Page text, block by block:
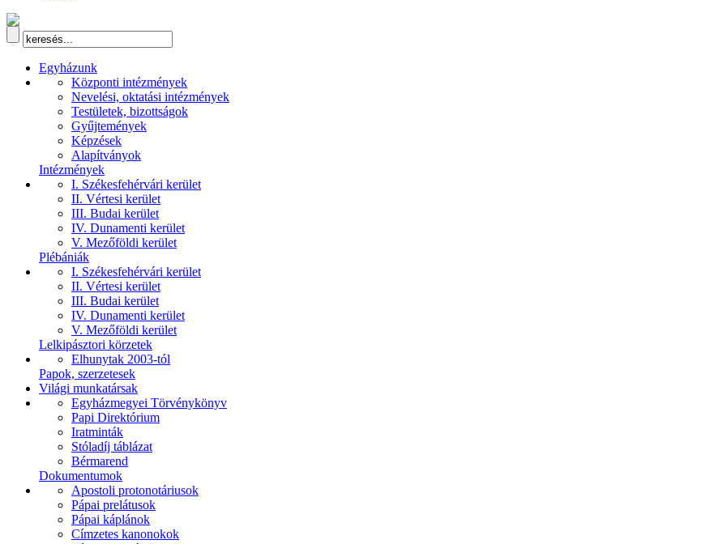
Egyházunk
Központi intézmények
Nevelési, oktatási intézmények
Testületek, bizottságok
Gyűjtemények
Képzések
Alapítványok
Intézmények
I. Székesfehérvári kerület
II. Vértesi kerület
III. Budai kerület
IV. Dunamenti kerület
V. Mezőföldi kerület
Plébániák
I. Székesfehérvári kerület
II. Vértesi kerület
III. Budai kerület
IV. Dunamenti kerület
V. Mezőföldi kerület
Lelkipásztori körzetek
Elhunytak 2003-tól
Papok, szerzetesek
Világi munkatársak
Egyházmegyei Törvénykönyv
Papi Direktórium
Iratminták
Stóladíj táblázat
Bérmarend
Dokumentumok
Apostoli protonotáriusok
Pápai prelátusok
Pápai káplánok
Címzetes kanonokok